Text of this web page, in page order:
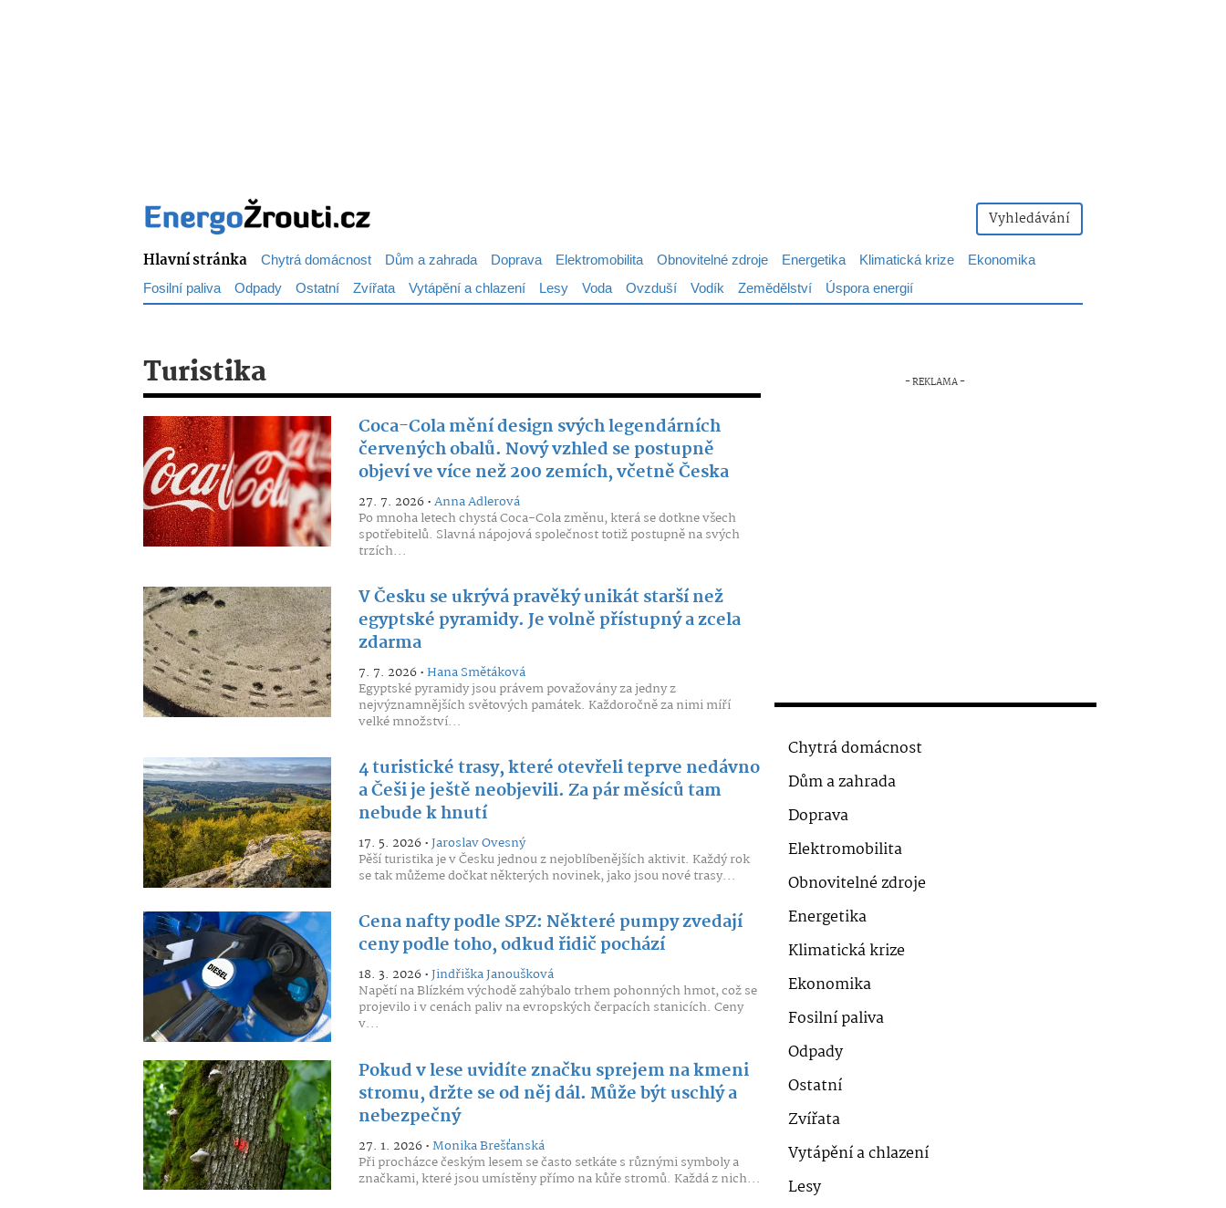
Vyhledávání
Hlavní stránka Chytrá domácnost Dům a zahrada Doprava Elektromobilita Obnovitelné zdroje Energetika Klimatická krize
Ekonomika
Fosilní paliva Odpady Ostatní Zvířata Vytápění a chlazení Lesy Voda Ovzduší Vodík Zemědělství Úspora energií
Turistika
Coca-Cola mění design svých legendárních
červených obalů. Nový vzhled se postupně
objeví ve více než 200 zemích, včetně Česka
27. 7. 2026 •Anna Adlerová
Po mnoha letech chystá Coca-Cola změnu, která se dotkne všech
spotřebitelů. Slavná nápojová společnost totiž postupně na svých
trzích...
V Česku se ukrývá pravěký unikát starší než
egyptské pyramidy. Je volně přístupný a zcela
zdarma
7. 7. 2026 •Hana Smětáková
Egyptské pyramidy jsou právem považovány za jedny z
nejvýznamnějších světových památek. Každoročně za nimi míří
velké množství...
4 turistické trasy, které otevřeli teprve nedávno
a Češi je ještě neobjevili. Za pár měsíců tam
nebude k hnutí
17. 5. 2026 •Jaroslav Ovesný
Pěší turistika je v Česku jednou z nejoblíbenějších aktivit. Každý rok
se tak můžeme dočkat některých novinek, jako jsou nové trasy...
Cena nafty podle SPZ: Některé pumpy zvedají
ceny podle toho, odkud řidič pochází
18. 3. 2026 •Jindřiška Janoušková
Napětí na Blízkém východě zahýbalo trhem pohonných hmot, což se
projevilo i v cenách paliv na evropských čerpacích stanicích. Ceny
v...
Pokud v lese uvidíte značku sprejem na kmeni
stromu, držte se od něj dál. Může být uschlý a
nebezpečný
27. 1. 2026 •Monika Brešťanská
Při procházce českým lesem se často setkáte s různými symboly a
značkami, které jsou umístěny přímo na kůře stromů. Každá z nich...
Chytrá domácnost
Dům a zahrada
Doprava
Elektromobilita
Obnovitelné zdroje
Energetika
Klimatická krize
Ekonomika
Fosilní paliva
Odpady
Ostatní
Zvířata
Vytápění a chlazení
Lesy